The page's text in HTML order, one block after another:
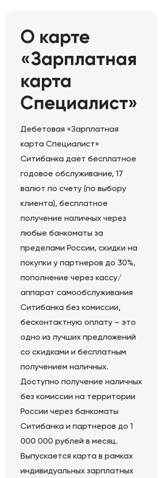
О карте
«Зарплатная
карта
Специалист»
Дебетовая «Зарплатная
карта Специалист»
Ситибанка дает бесплатное
годовое обслуживание, 17
валют по счету (по выбору
клиента), бесплатное
получение наличных через
любые банкоматы за
пределами России, скидки на
покупки у партнеров до 30%,
пополнение через кассу/
аппарат самообслуживания
Ситибанка без комиссии,
бесконтактную оплату – это
одно из лучших предложений
со скидками и бесплатным
получением наличных.
Доступно получение наличных
без комиссии на территории
России через банкоматы
Ситибанка и партнеров до 1
000 000 рублей в месяц.
Выпускается карта в рамках
индивидуальных зарплатных